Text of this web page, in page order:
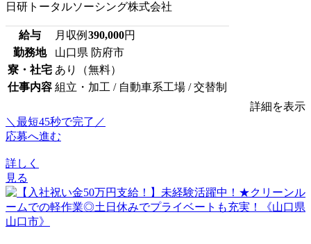
日研トータルソーシング株式会社
給与 月収例 390,000円
勤務地
山口県 防府市
寮・社宅 あり（無料）
仕事内容 組立・加工 / 自動車系工場 / 交替制
詳細を表示
＼最短45秒で完了／
応募へ進む
詳しく
見る